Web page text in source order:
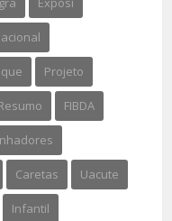
Projeto
FIBDA
Caretas Uacute
Infantil